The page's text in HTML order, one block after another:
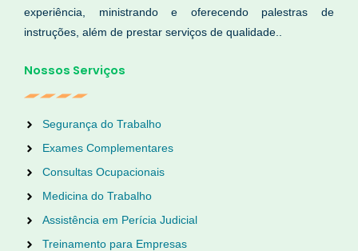
experiência, ministrando e oferecendo palestras de
instruções, além de prestar serviços de qualidade..
Nossos Serviços
Segurança do Trabalho
Exames Complementares
Consultas Ocupacionais
Medicina do Trabalho
Assistência em Perícia Judicial
Treinamento para Empresas